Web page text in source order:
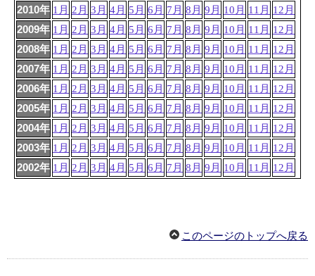
2010年 1月 2月 3月 4月 5月 6月 7月 8月 9月 10月 11月 12月
2009年 1月 2月 3月 4月 5月 6月 7月 8月 9月 10月 11月 12月
2008年 1月 2月 3月 4月 5月 6月 7月 8月 9月 10月 11月 12月
2007年 1月 2月 3月 4月 5月 6月 7月 8月 9月 10月 11月 12月
2006年 1月 2月 3月 4月 5月 6月 7月 8月 9月 10月 11月 12月
2005年 1月 2月 3月 4月 5月 6月 7月 8月 9月 10月 11月 12月
2004年 1月 2月 3月 4月 5月 6月 7月 8月 9月 10月 11月 12月
2003年 1月 2月 3月 4月 5月 6月 7月 8月 9月 10月 11月 12月
2002年 1月 2月 3月 4月 5月 6月 7月 8月 9月 10月 11月 12月
このページのトップへ戻る